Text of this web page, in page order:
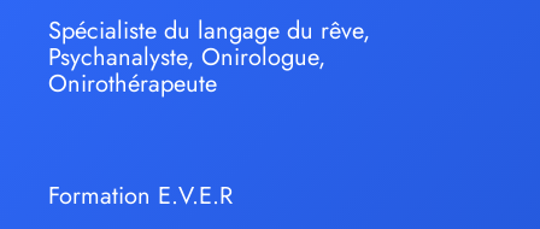
Spécialiste du langage du rêve,
Psychanalyste, Onirologue,
Onirothérapeute
Formation E.V.E.R